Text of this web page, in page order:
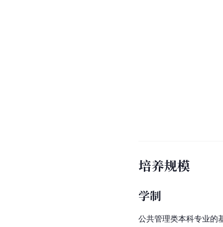
培养规模
学制
公共管理类本科专业的